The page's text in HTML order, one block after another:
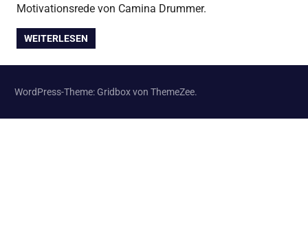
Motivationsrede von Camina Drummer.
WEITERLESEN
WordPress-Theme: Gridbox von ThemeZee.